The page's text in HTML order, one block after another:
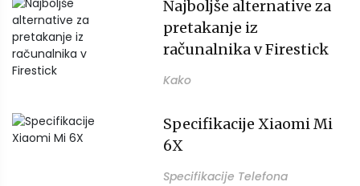
Najboljše alternative za
pretakanje iz
računalnika v Firestick
Kako
Specifikacije Xiaomi Mi
6X
Specifikacije Telefona